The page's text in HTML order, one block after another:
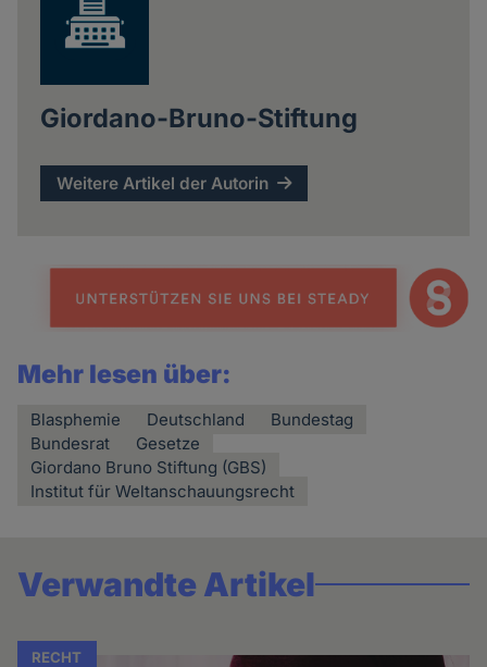
Giordano-Bruno-Stiftung
Weitere Artikel der Autorin
Mehr lesen über:
Blasphemie Deutschland
Bundestag
Bundesrat
Gesetze
Giordano Bruno Stiftung (GBS)
Institut für Weltanschauungsrecht
Verwandte Artikel
RECHT